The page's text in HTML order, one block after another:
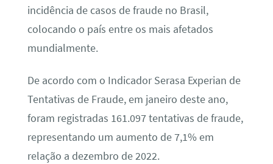
incidência de casos de fraude no Brasil,
colocando o país entre os mais afetados
mundialmente.
De acordo com o Indicador Serasa Experian de
Tentativas de Fraude, em janeiro deste ano,
foram registradas 161.097 tentativas de fraude,
representando um aumento de 7,1% em
relação a dezembro de 2022.